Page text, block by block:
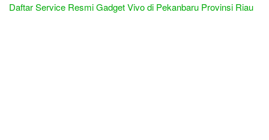
Daftar Service Resmi Gadget Vivo di Pekanbaru Provinsi Riau